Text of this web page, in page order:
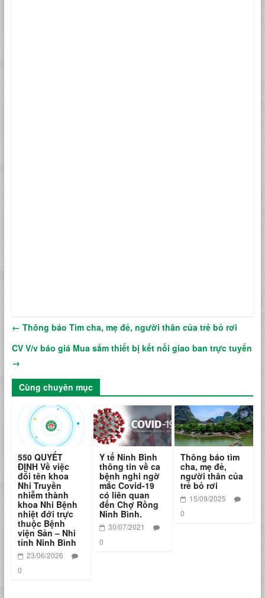
← Thông báo Tìm cha, mẹ đẻ, người thân của trẻ bỏ rơi
CV V/v báo giá Mua sắm thiết bị kết nối giao ban trực tuyến
→
Cùng chuyên mục
550 QUYẾT
ĐỊNH Về việc
đổi tên khoa
Nhi Truyền
nhiễm thành
khoa Nhi Bệnh
nhiệt đới trực
thuộc Bệnh
viện Sản – Nhi
tỉnh Ninh Bình
23/06/2026
0
Y tế Ninh Bình
thông tin về ca
bệnh nghi ngờ
mắc Covid-19
có liên quan
đến Chợ Rồng
Ninh Bình.
30/07/2021
0
Thông báo tìm
cha, mẹ đẻ,
người thân của
trẻ bỏ rơi
15/09/2025
0